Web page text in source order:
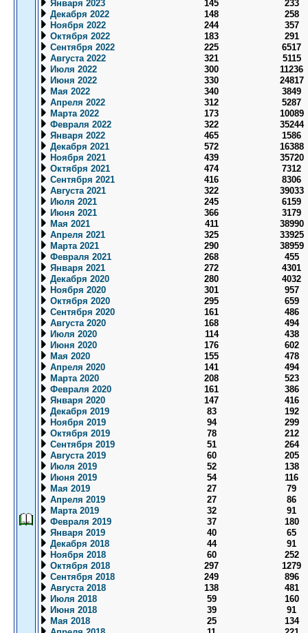
Января 2023 145
233
Декабря 2022
148
258
Ноября 2022
244
357
Октября 2022
183
291
Сентября 2022
225
6517
Августа 2022
321
5115
Июля 2022
300
11236
Июня 2022
330
24817
Мая 2022
340
3849
Апреля 2022
312
5287
Марта 2022
173
10089
Февраля 2022
322
35244
Января 2022
465
1586
Декабря 2021
572
16388
Ноября 2021
439
35720
Октября 2021
474
7312
Сентября 2021
416
8306
Августа 2021
322
39033
Июля 2021
245
6159
Июня 2021
366
3179
Мая 2021
411
38990
Апреля 2021
325
33925
Марта 2021
290
38959
Февраля 2021
268
455
Января 2021
272
4301
Декабря 2020
280
4032
Ноября 2020
301
957
Октября 2020
295
659
Сентября 2020
161
486
Августа 2020
168
494
Июля 2020
114
438
Июня 2020
176
602
Мая 2020
155
478
Апреля 2020
141
494
Марта 2020
208
523
Февраля 2020
161
386
Января 2020
147
416
Декабря 2019
83
192
Ноября 2019
94
299
Октября 2019
78
212
Сентября 2019
51
264
Августа 2019
60
205
Июля 2019
52
138
Июня 2019
54
116
Мая 2019
27
79
Апреля 2019
27
86
Марта 2019
32
91
Февраля 2019
37
180
Января 2019
40
65
Декабря 2018
44
91
Ноября 2018
60
252
Октября 2018
297
1279
Сентября 2018
249
896
Августа 2018
138
481
Июля 2018
59
160
Июня 2018
39
91
Мая 2018
25
134